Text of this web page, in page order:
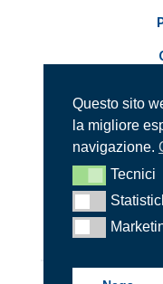
Questo sito
la migliore
navigazione.
TecniciTecnici
Statistiche
Marketing